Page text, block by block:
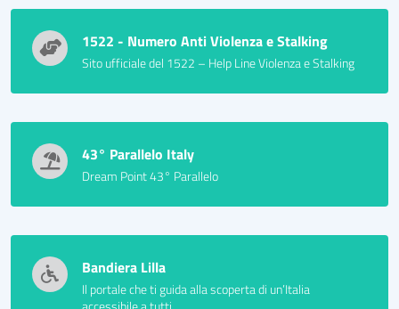
1522 - Numero Anti Violenza e Stalking
Sito ufficiale del 1522 – Help Line Violenza e Stalking
43° Parallelo Italy
Dream Point 43° Parallelo
Bandiera Lilla
Il portale che ti guida alla scoperta di un’Italia